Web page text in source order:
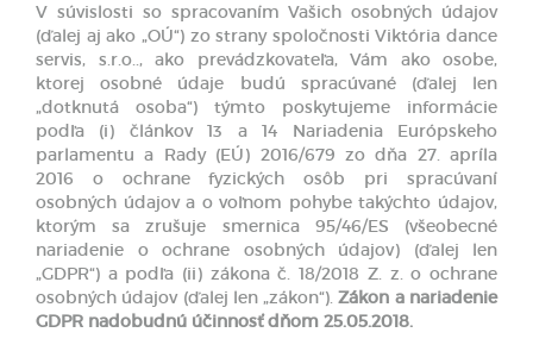
V súvislosti so spracovaním Vašich osobných údajov
(ďalej aj ako „OÚ“) zo strany spoločnosti Viktória dance
servis, s.r.o.., ako prevádzkovateľa, Vám ako osobe,
ktorej osobné údaje budú spracúvané (ďalej len
„dotknutá osoba“) týmto poskytujeme informácie
podľa (i) článkov 13 a 14 Nariadenia Európskeho
parlamentu a Rady (EÚ) 2016/679 zo dňa 27. apríla
2016 o ochrane fyzických osôb pri spracúvaní
osobných údajov a o voľnom pohybe takýchto údajov,
ktorým sa zrušuje smernica 95/46/ES (všeobecné
nariadenie o ochrane osobných údajov) (ďalej len
„GDPR“) a podľa (ii) zákona č. 18/2018 Z. z. o ochrane
osobných údajov (ďalej len „zákon“).Zákon a nariadenie
GDPR nadobudnú účinnosť dňom 25.05.2018.